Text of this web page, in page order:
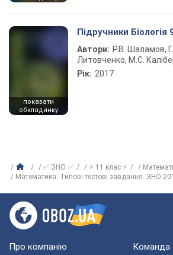
показати
обкладинку
Підручники Біологія
Автори: Р.В. Шаламов,
Литовченко, М.С.
Рік: 2017
✅ ЗНО ✅ ⚡ 11 клас ⚡
Математика. Типові тестові завдання. ЗНО
Про компанію Команда